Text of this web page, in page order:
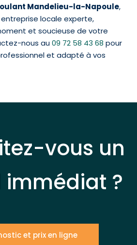
Mandelieu-la-Napoule,
locale experte,
et soucieuse de votre
nous au09 72 58 43 68 pour
et adapté à vos
vous un
immédiat ?
et prix en ligne